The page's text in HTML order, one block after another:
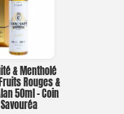
& Mentholé
Rouges &
50ml – Coin